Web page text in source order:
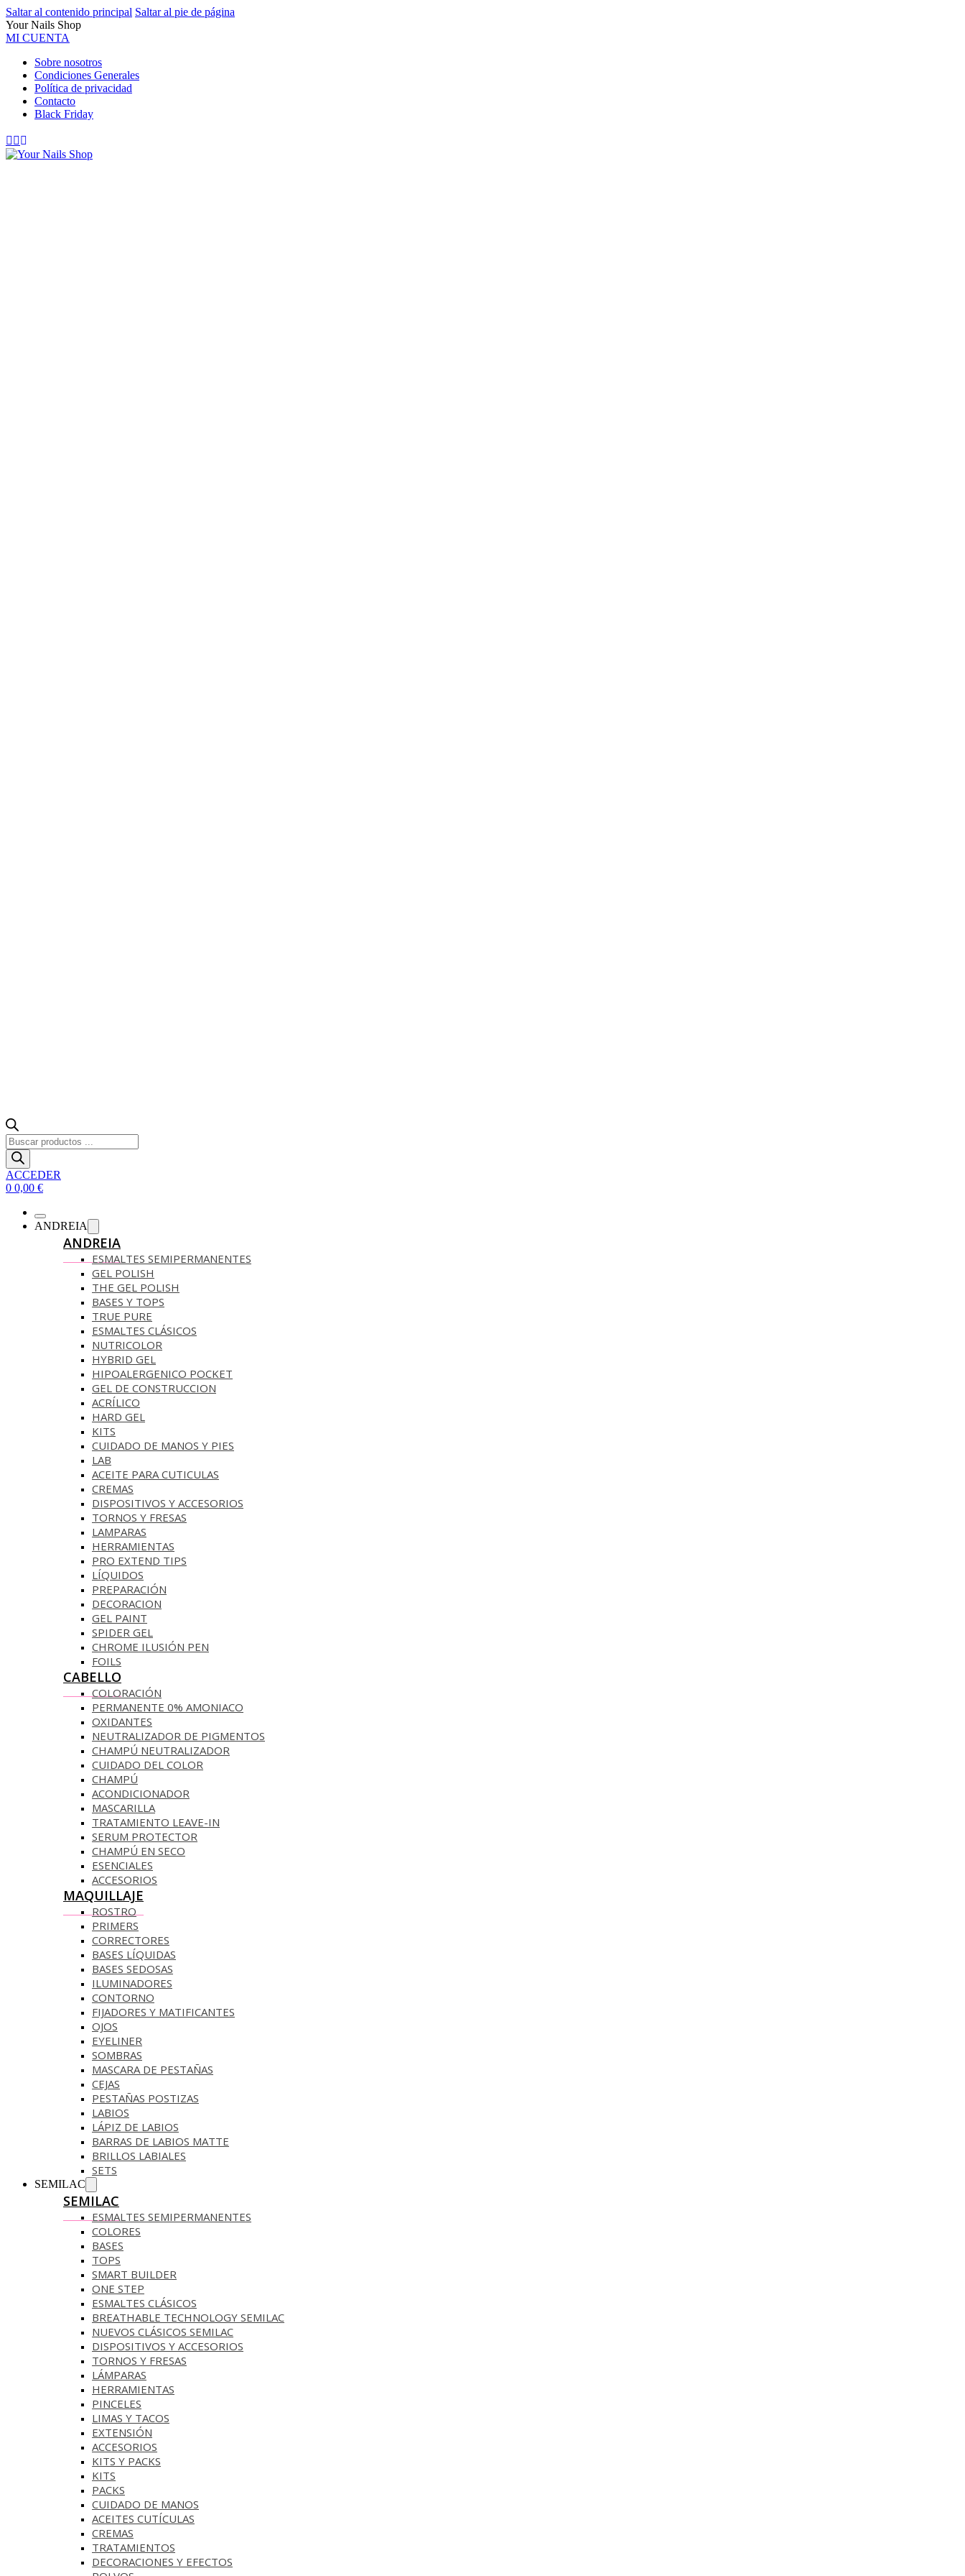
Saltar al contenido principal Saltar al pie de página
Your Nails Shop
MI CUENTA
Sobre nosotros
Condiciones Generales
Política de privacidad
Contacto
Black Friday
Búsqueda
de
productos
ACCEDER
0 0,00 €
ANDREIA
ANDREIA
ESMALTES SEMIPERMANENTES
GEL POLISH
THE GEL POLISH
BASES Y‎ TOPS
TRUE PURE
ESMALTES CLÁSICOS
NUTRICOLOR
HYBRID GEL
HIPOALERGENICO POCKET
GEL DE CONSTRUCCION
ACRÍLICO
HARD GEL
KITS
CUIDADO DE MANOS Y PIES
LAB
ACEITE PARA CUTICULAS
CREMAS
DISPOSITIVOS Y ACCESORIOS
TORNOS Y FRESAS
LAMPARAS
HERRAMIENTAS
PRO EXTEND TIPS
LÍQUIDOS
PREPARACIÓN
DECORACION
GEL PAINT
SPIDER GEL
CHROME ILUSIÓN PEN
FOILS
CABELLO
COLORACIÓN
PERMANENTE 0% AMONIACO
OXIDANTES
NEUTRALIZADOR DE PIGMENTOS
CHAMPÚ NEUTRALIZADOR
CUIDADO DEL COLOR
CHAMPÚ
ACONDICIONADOR
MASCARILLA
TRATAMIENTO LEAVE-IN
SERUM PROTECTOR
CHAMPÚ EN SECO
ESENCIALES
ACCESORIOS
MAQUILLAJE
ROSTRO
PRIMERS
CORRECTORES
BASES LÍQUIDAS
BASES SEDOSAS
ILUMINADORES
CONTORNO
FIJADORES Y MATIFICANTES
OJOS
EYELINER
SOMBRAS
MASCARA DE PESTAÑAS
CEJAS
PESTAÑAS POSTIZAS
LABIOS
LÁPIZ DE LABIOS
BARRAS DE LABIOS MATTE
BRILLOS LABIALES
SETS
SEMILAC
SEMILAC
ESMALTES SEMIPERMANENTES
COLORES
BASES
TOPS
SMART BUILDER
ONE STEP
ESMALTES CLÁSICOS
BREATHABLE TECHNOLOGY SEMILAC
NUEVOS CLÁSICOS SEMILAC
DISPOSITIVOS Y ACCESORIOS
TORNOS Y FRESAS
LÁMPARAS
HERRAMIENTAS
PINCELES
LIMAS Y TACOS
EXTENSIÓN
ACCESORIOS
KITS Y PACKS
KITS
PACKS
CUIDADO DE MANOS
ACEITES CUTÍCULAS
CREMAS
TRATAMIENTOS
DECORACIONES Y EFECTOS